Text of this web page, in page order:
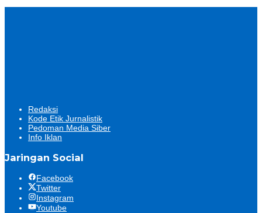
Redaksi
Kode Etik Jurnalistik
Pedoman Media Siber
Info Iklan
Jaringan Social
Facebook
Twitter
Instagram
Youtube